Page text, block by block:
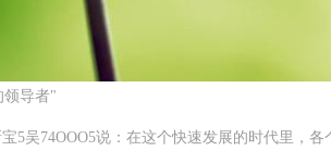
领导者"
宝5吴74OOO5说：在这个快速发展的时代里，